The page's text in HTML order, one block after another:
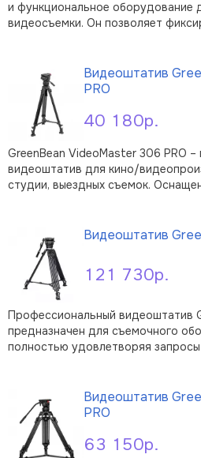
и функциональное оборудование
видеосъемки. Он позволяет
креплением 1/4" или 3/8". …
40 180р.
Видеоштатив
PRO
GreenBean VideoMaster 306 PRO
видеоштатив для кино/
студии, выездных съемок.
современных цифровых
121 730р.
Видеоштатив
Профессиональный видеоштатив
предназначен для съемочного
полностью удовлетворяя
магниевого сплава с
63 150р.
Видеоштатив
PRO